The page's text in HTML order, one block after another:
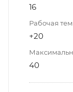
16
Рабочая
+20
40